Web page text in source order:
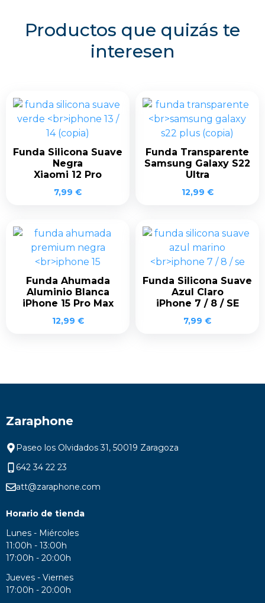
Productos que quizás te
interesen
Funda Silicona Suave
Negra
Xiaomi 12 Pro
7,99 €
Funda Transparente
Samsung Galaxy S22
Ultra
12,99 €
Funda Ahumada
Aluminio Blanca
iPhone 15 Pro Max
12,99 €
Funda Silicona Suave
Azul Claro
iPhone 7 / 8 / SE
7,99 €
Zaraphone
Paseo los Olvidados 31, 50019 Zaragoza
642 34 22 23
att@zaraphone.com
Horario de tienda
Lunes - Miércoles
11:00h - 13:00h
17:00h - 20:00h
Jueves - Viernes
17:00h - 20:00h